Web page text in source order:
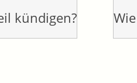
kündigen?